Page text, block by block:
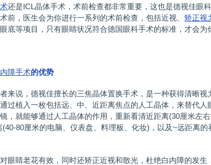
还是ICL晶体手术，术前检查都非常重要，这也是德视佳眼
前，医生会为你进行一系列的术前检查，包括近视、矫正视
底等项目，只有眼睛状况符合德国眼科手术的标准，才会为
障手术的优势
说，德视佳擅长的三焦晶体置换手术，是一种获得清晰视
过植入一枚包括远、中、近距离焦点的人工晶体，来替代人
，就能够通过人工晶体的作用，重新看清近距离(30厘米左
80厘米的电脑、仪表盘、料理板、化妆)，以及~远距离的
睛老花有效，同时还矫正近视和散光，杜绝白内障的发生